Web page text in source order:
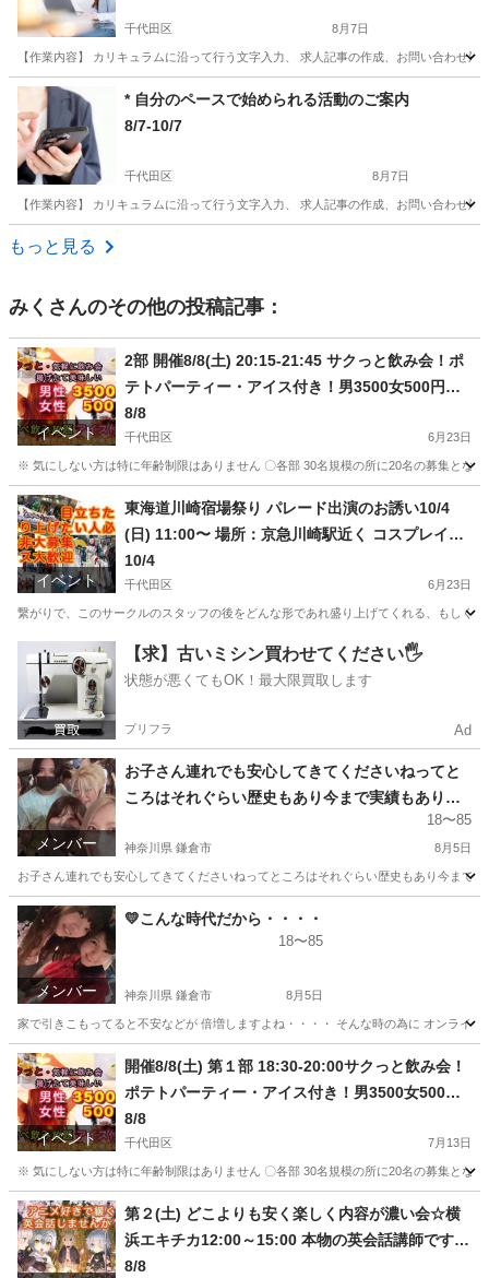
千代田区 8月7日
【作業内容】 カリキュラムに沿って行う文字入力、 求人記事の作成、お問い合わせ
東京 千代田区 その他 ペース
* 自分のペースで始められる活動のご案内
8/7-10/7
千代田区 8月7日
【作業内容】 カリキュラムに沿って行う文字入力、 求人記事の作成、お問い合わせ
東京 千代田区
もっと見る
みく さんのその他の投稿記事：
イベント
2部 開催8/8(土) 20:15-21:45 サクっと飲み会！ポ
テトパーティー・アイス付き！男3500女500円・
初回割引500円男女共にあり食べ飲み放題パスタ・
サラダ付き社会人中心
8/8
千代田区 6月23日
※ 気にしない方は特に年齢制限はありません 〇各部 30名規模の所に20名の募集とな
東京 千代田区 その他
イベント
東海道川崎宿場祭り パレード出演のお誘い10/4
(日) 11:00〜 場所：京急川崎駅近く コスプレイヤ
ーから様々（パフォーマン ス大歓迎）参加費は無
料
10/4
千代田区 6月23日
繋がりで、このサークルのスタッフの後をどんな形であれ盛り上げてくれる、もし
東京 千代田区 その他 コスプレイヤー
【求】古いミシン買わせてください🖐️
状態が悪くてもOK！最大限買取します
プリフラ Ad
メンバー
お子さん連れでも安心してきてくださいねってと
ころはそれぐらい歴史もあり今まで実績もありま
すので、ただこちら保護者ではありませんので
ね？ お子さん連れもOKです★飲み会だけが全
てのイベントじゃないサークルへ都内や神奈川で
活動してる社会人サークルメンバー募集中ですオ
ンラインもあります★💛変な業者につかまるより
💛既婚未婚老若男女問わず是非★参加下さい💛☆
お子さんから大人までが楽しめる★毎週末等行っ
ています💛
18〜85
神奈川県 鎌倉市 8月5日
お子さん連れでも安心してきてくださいねってところはそれぐらい歴史もあり今ま
神奈川 鎌倉市 その他 未婚
メンバー
💛こんな時代だから・・・・
18〜85
神奈川県 鎌倉市 8月5日
家で引きこもってると不安などが 倍増しますよね・・・・ そんな時の為に オンラ
神奈川 鎌倉市 その他 規約
イベント
開催8/8(土) 第１部 18:30-20:00サクっと飲み会！
ポテトパーティー・アイス付き！男3500女500
円・初回割引500円男女共にあり食べ飲み放題社会
人中心
8/8
千代田区 7月13日
※ 気にしない方は特に年齢制限はありません 〇各部 30名規模の所に20名の募集とな
東京 千代田区 その他 会場
第２(土) どこよりも安く楽しく内容が濃い会☆横
浜エキチカ12:00～15:00 本物の英会話講師ですが
アニメが好きだし緩くしたいからアニメ好きの英
8/8